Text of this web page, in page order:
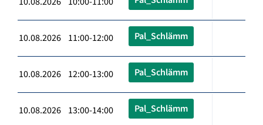
10.08.2026 11:00-12:00 Pal_Schlämm
10.08.2026 12:00-13:00 Pal_Schlämm
10.08.2026 13:00-14:00 Pal_Schlämm